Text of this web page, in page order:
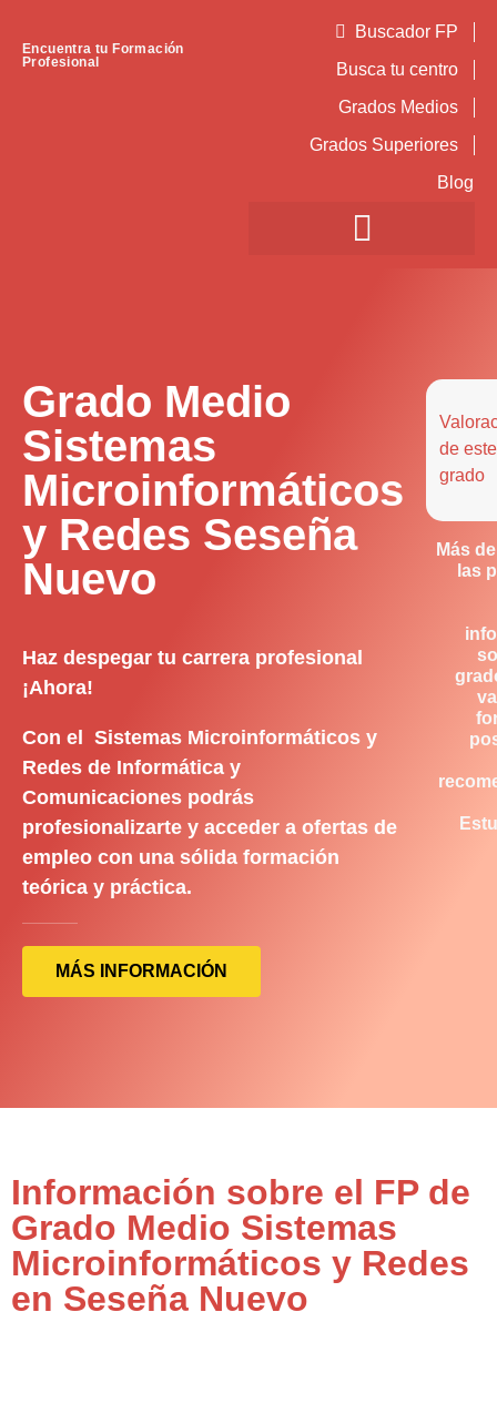
Encuentra tu Formación
Profesional
Buscador FP
Busca tu centro
Grados Medios
Grados Superiores
Blog
Grado Medio
Sistemas
Microinformáticos
y Redes Seseña
Nuevo
Haz despegar tu carrera profesional
¡Ahora!
Con el Sistemas Microinformáticos y
Redes de Informática y
Comunicaciones podrás
profesionalizarte y acceder a ofertas de
empleo con una sólida formación
teórica y práctica.
MÁS INFORMACIÓN
de este
grado
Más
las
Información sobre el FP de
Grado Medio Sistemas
Microinformáticos y Redes
en Seseña Nuevo